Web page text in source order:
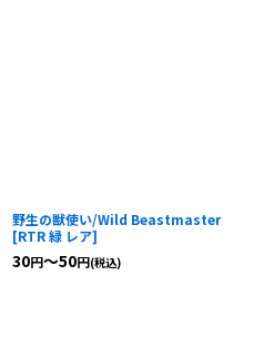
野生の獣使い/Wild Beastmaster
[RTR 緑 レア]
30円～50円(税込)